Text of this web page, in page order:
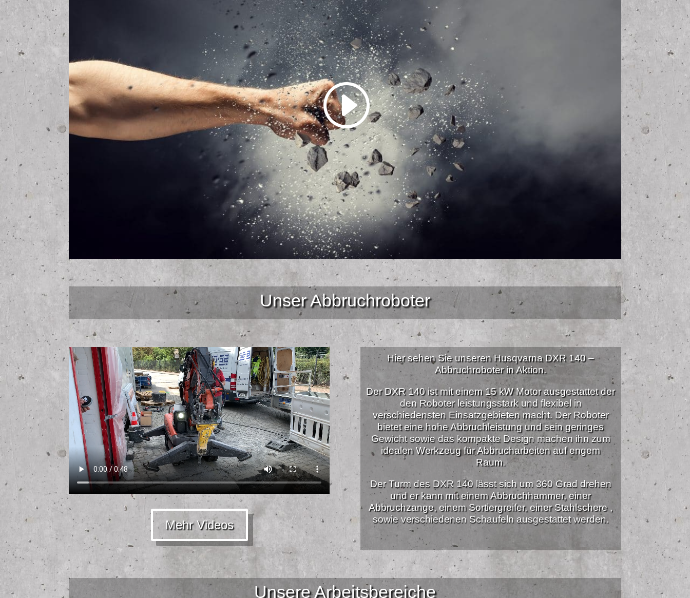
Unser Abbruchroboter
Mehr Videos
Hier sehen Sie unseren Husqvarna DXR 140 –
Abbruchroboter in Aktion.
Der DXR 140 ist mit einem 15 kW Motor ausgestattet der
den Roboter leistungsstark und flexibel in
verschiedensten Einsatzgebieten macht. Der Roboter
bietet eine hohe Abbruchleistung und sein geringes
Gewicht sowie das kompakte Design machen ihn zum
idealen Werkzeug für Abbrucharbeiten auf engem
Raum.
Der Turm des DXR 140 lässt sich um 360 Grad drehen
und er kann mit einem Abbruchhammer, einer
Abbruchzange, einem Sortiergreifer, einer Stahlschere ,
sowie verschiedenen Schaufeln ausgestattet werden.
Unsere Arbeitsbereiche